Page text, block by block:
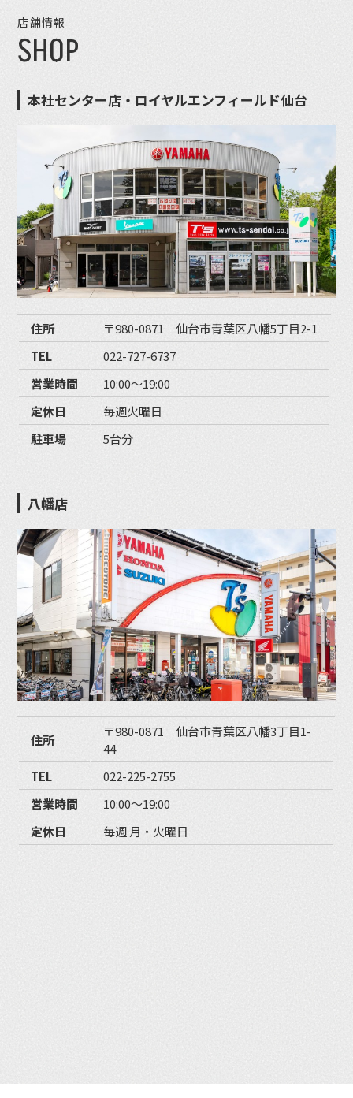
店舗情報
SHOP
本社センター店・ロイヤルエンフィールド仙台
住所
〒980-0871 仙台市青葉区八幡5丁目2-1
TEL
022-727-6737
営業時間
10:00〜19:00
定休日
毎週火曜日
駐車場
5台分
八幡店
住所
〒980-0871 仙台市青葉区八幡3丁目1-
44
TEL
022-225-2755
営業時間
10:00〜19:00
定休日
毎週 月・火曜日